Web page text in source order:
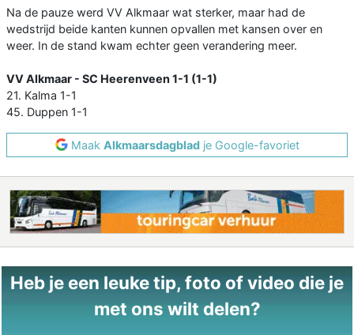
Na de pauze werd VV Alkmaar wat sterker, maar had de
wedstrijd beide kanten kunnen opvallen met kansen over en
weer. In de stand kwam echter geen verandering meer.
VV Alkmaar - SC Heerenveen 1-1 (1-1)
21. Kalma 1-1
45. Duppen 1-1
Maak Alkmaarsdagbladje Google-favoriet
Heb je een leuke tip, foto of video die je
met ons wilt delen?